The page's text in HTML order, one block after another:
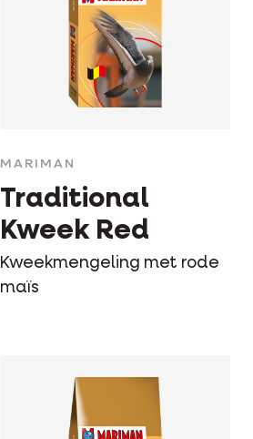
MARIMAN
Traditional
Kweek Red
Kweekmengeling met rode
maïs